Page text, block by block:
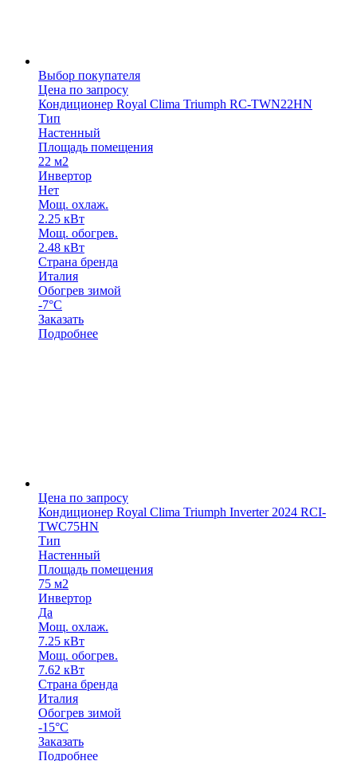
Выбор покупателя
Цена по запросу
Кондиционер Royal Clima Triumph RC-TWN22HN
Тип
Настенный
Площадь помещения
22 м2
Инвертор
Нет
Мощ. охлаж.
2.25 кВт
Мощ. обогрев.
2.48 кВт
Страна бренда
Италия
Обогрев зимой
-7°С
Заказать
Подробнее
Цена по запросу
Кондиционер Royal Clima Triumph Inverter 2024 RCI-
TWC75HN
Тип
Настенный
Площадь помещения
75 м2
Инвертор
Да
Мощ. охлаж.
7.25 кВт
Мощ. обогрев.
7.62 кВт
Страна бренда
Италия
Обогрев зимой
-15°С
Заказать
Подробнее